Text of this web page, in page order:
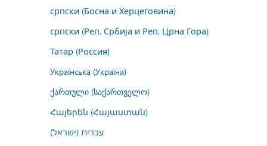
српски (Босна и Херцеговина)
српски (Реп. Србија и Реп. Црна Гора)
Татар (Россия)
Українська (Україна)
ქართული (საქართველო)
Հայերեն (Հայաստան)
עברית (ישראל)